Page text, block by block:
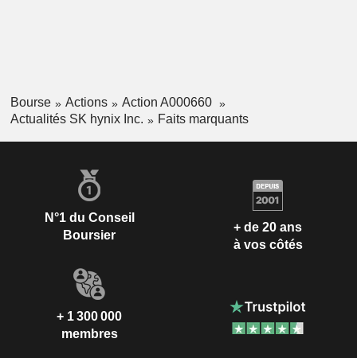
Bourse Actions
Action A000660
Actualités SK hynix Inc.
Faits marquants
N°1 du Conseil
Boursier
+ de 20 ans
à vos côtés
+ 1 300 000
membres